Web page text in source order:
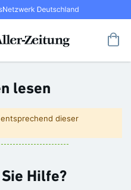
Inhalt
Partner im RedaktionsNetzwerk
lesen
dieser
Hilfe?